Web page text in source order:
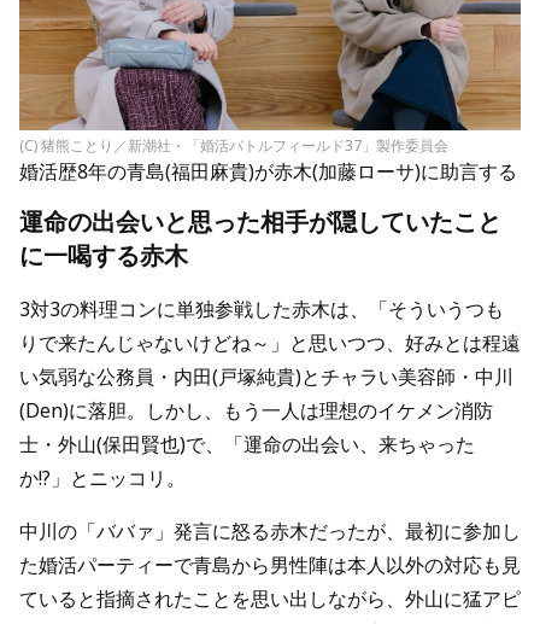
(C) 猪熊ことり／新潮社・「婚活バトルフィールド37」製作委員会
婚活歴8年の青島(福田麻貴)が赤木(加藤ローサ)に助言する
運命の出会いと思った相手が隠していたこと
に一喝する赤木
3対3の料理コンに単独参戦した赤木は、「そういうつも
りで来たんじゃないけどね～」と思いつつ、好みとは程遠
い気弱な公務員・内田(戸塚純貴)とチャラい美容師・中川
(Den)に落胆。しかし、もう一人は理想のイケメン消防
士・外山(保田賢也)で、「運命の出会い、来ちゃった
か!?」とニッコリ。
中川の「ババァ」発言に怒る赤木だったが、最初に参加し
た婚活パーティーで青島から男性陣は本人以外の対応も見
ていると指摘されたことを思い出しながら、外山に猛アピ